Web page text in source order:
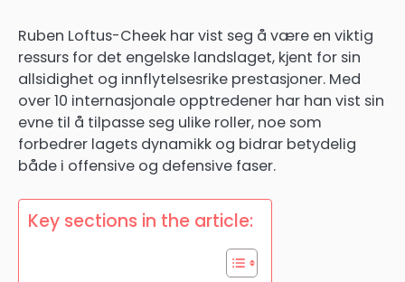
Ruben Loftus-Cheek har vist seg å være en viktig
ressurs for det engelske landslaget, kjent for sin
allsidighet og innflytelsesrike prestasjoner. Med
over 10 internasjonale opptredener har han vist sin
evne til å tilpasse seg ulike roller, noe som
forbedrer lagets dynamikk og bidrar betydelig
både i offensive og defensive faser.
Key sections in the article: